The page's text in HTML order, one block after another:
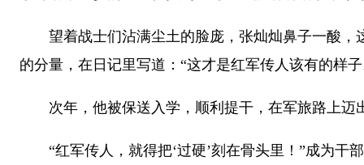
望着战士们沾满尘土的脸庞，张灿灿鼻子一酸，
的分量，在日记里写道：“这才是红军传人该有的样子
次年，他被保送入学，顺利提干，在军旅路上迈
“红军传人，就得把‘过硬’刻在骨头里！”成为干